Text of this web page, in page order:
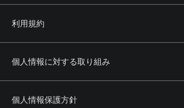
利用規約
個人情報に対する取り組み
個人情報保護方針